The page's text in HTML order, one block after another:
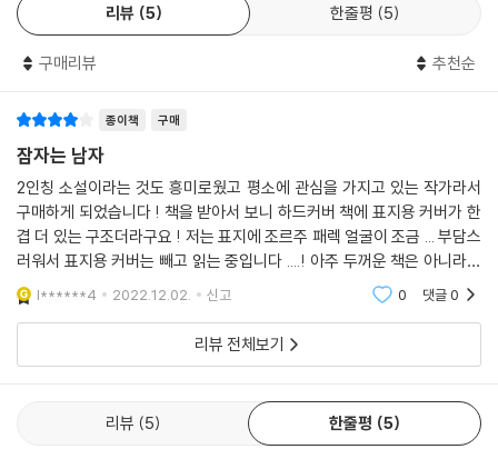
도로 내려와야만 할진대, 네가 왜 가장 높은 저 언덕의 정상에 기어오르려
할 것이며, 일단 내려온 후, 어떻게 거기를 오르기 시작했는지를 주절거리
사는 척을 하는 것인가? 왜 너는 무언가를 계속하려는 것인가? 네게 일어
그 무엇도 원하지 않기. 기다릴 것이 완전히 없어질 때까지 기다리기. 늑장
부리기, 잠자기. 인파에, 거리에 휩쓸리게끔 너 자신을 방치하기. 도랑을,
철책을, 배를 따라 물가를 좇기. 강둑을 따라 걷기, 벽에 찰싹 붙어 지나가
기. 네 시간을 허비하기. 온갖 계획으로부터, 모든 성급함으로부터 벗어나
기. 욕망 없이, 원한 없이, 저항 없이 존재하기. --- p.45
너는 희망하는 법을, 착수하는 법을, 성공하는 법을, 간직하는 법을 잊어버
너는 혼자다. 너는 홀로인 사람처럼 걷는 법을, 한가로이 산책하는 법을, 주
에서 변형되기 시작할 거다.” ―프란츠 카프카, 『죄, 고통, 희망, 진리의 길
에 관한 명상』
『잠자는 남자』는 무관심의 수사학적 장소들, 무관심에 관해 우리가 말할
―조르주 페렉
이 젊은이는 아무것도 하지 않고, 먹지도 않고, 꼼짝없이 방구석에 틀어박
혀 있다. 오직 쥐새끼처럼, 고양이나 유령처럼, 밤이 되어야 겨우 파리 시내
를 나간다. 한번은 파리를 벗어나 시골의 부모님 집에도 다녀온다. 별다른
것도 없다. 친구들이 찾아와도 문을 열지 않는다. 하다못해 일층에 있는 우
편물도 찾으러 내려가지 않는다. 거리의 누구와도 시선을 맞추지 않는다.
기야는 “너는 이제 눈알 하나에 불과하다.” 자신으로부터 빠져나가지 못하
는, 잠들 수 없는, 눈알. 세계가 다가와 소곤댈 때까지, 이런 절대고독의 무
리뷰 5 한줄평 5
구매리뷰 추천순
종이책 구매
잠자는 남자
2인칭 소설이라는 것도 흥미로웠고 평소에 관심을 가지고 있는 작가라서
구매하게 되었습니다 ! 책을 받아서 보니 하드커버 책에 표지용 커버가 한
겹 더 있는 구조더라구요 ! 저는 표지에 조르주 패렉 얼굴이 조금 ... 부담스
러워서 표지용 커버는 빼고 읽는 중입니다 ....! 아주 두꺼운 책은 아니라서
부담갖지 않고 읽어가는 중이고 기대하고 있습니다 같은 작가의 다른 책도
한권 가지
l******4 2022.12.02. 신고 0 댓글0
리뷰 전체보기
리뷰 5 한줄평 5